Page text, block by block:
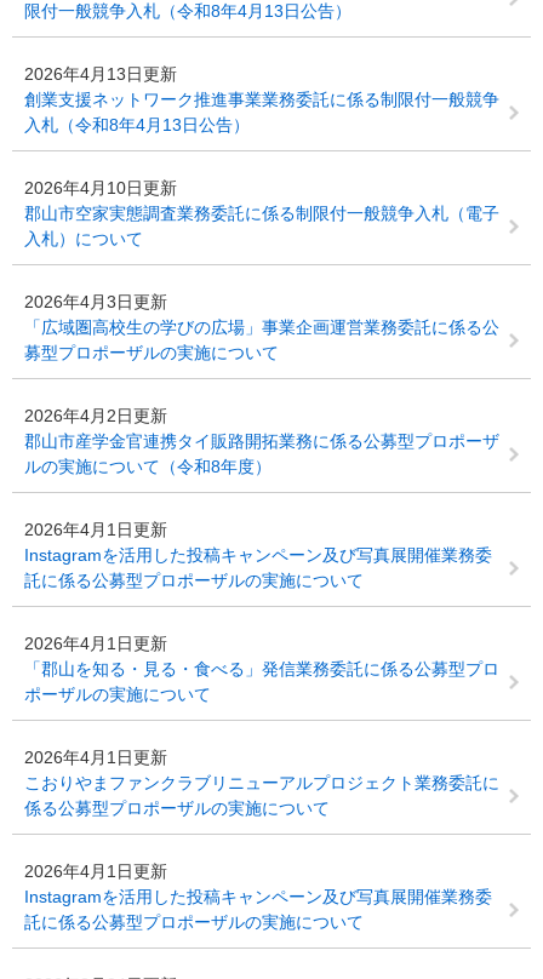
限付一般競争入札（令和8年4月13日公告）
2026年4月13日更新
創業支援ネットワーク推進事業業務委託に係る制限付一般競争
入札（令和8年4月13日公告）
2026年4月10日更新
郡山市空家実態調査業務委託に係る制限付一般競争入札（電子
入札）について
2026年4月3日更新
「広域圏高校生の学びの広場」事業企画運営業務委託に係る公
募型プロポーザルの実施について
2026年4月2日更新
郡山市産学金官連携タイ販路開拓業務に係る公募型プロポーザ
ルの実施について（令和8年度）
2026年4月1日更新
Instagramを活用した投稿キャンペーン及び写真展開催業務委
託に係る公募型プロポーザルの実施について
2026年4月1日更新
「郡山を知る・見る・食べる」発信業務委託に係る公募型プロ
ポーザルの実施について
2026年4月1日更新
こおりやまファンクラブリニューアルプロジェクト業務委託に
係る公募型プロポーザルの実施について
2026年4月1日更新
Instagramを活用した投稿キャンペーン及び写真展開催業務委
託に係る公募型プロポーザルの実施について